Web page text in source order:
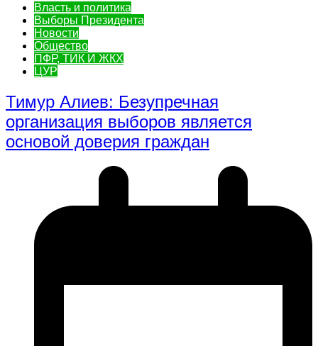
Власть и политика
Выборы Президента
Новости
Общество
ПФР, ТИК И ЖКХ
ЦУР
Тимур Алиев: Безупречная
организация выборов является
основой доверия граждан